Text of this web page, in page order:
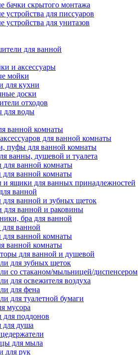
бачки скрытого монтажа
для писсуаров
для унитазов
для ванной
и аксессуары
мойки
для кухни
доски
отходов
для воды
ванной комнаты
для ванной комнаты
пуфы для ванной комнаты
ванны, душевой и туалета
для ванной комнаты
для ванной комнаты
и ящики для ванных принадлежностей
ванной
для ванной и зубных щеток
для ванной и раковины
бра для ванной
ванной
для ванной комнаты
ванной комнаты
для ванной и душевой
для зубных щеток
со стаканом/мыльницей/диспенсером
для освежителя воздуха
для фена
для туалетной бумаги
мусора
для поддонов
для душа
для мыла
для рук